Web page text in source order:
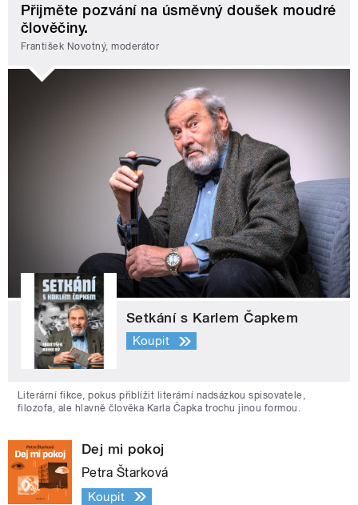
Přijměte pozvání na úsměvný doušek moudré
člověčiny.
František Novotný, moderátor
Setkání s Karlem Čapkem
Koupit
Literární fikce, pokus přiblížit literární nadsázkou spisovatele,
filozofa, ale hlavně člověka Karla Čapka trochu jinou formou.
Dej mi pokoj
Petra Štarková
Koupit